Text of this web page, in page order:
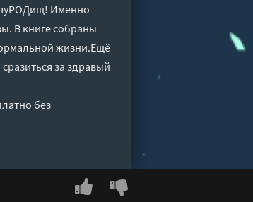
чуРОДищ! Именно
В книге собраны
жизни.Ещё
за здравый
без